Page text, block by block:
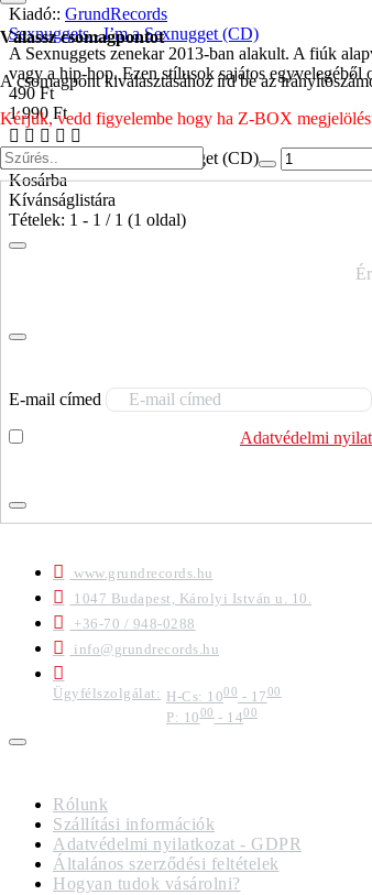
Kiadó:: GrundRecords
Sexnuggets - I’m a Sexnugget (CD)
A Sexnuggets zenekar 2013-ban alakult. A fiúk
vagy a hip-hop. Ezen stílusok sajátos
490 Ft
1 990 Ft
Sexnuggets - I’m a Sexnugget (CD)
Kosárba
Kívánságlistára
Tételek: 1 - 1 / 1 (1 oldal)
E-mail címed
Adatvédelmi
www.grundrecords.hu
1047 Budapest, Károlyi István u. 10.
+36-70 / 948-0288
info@grundrecords.hu
Ügyfélszolgálat: H-Cs: 1000 - 1700
P: 1000- 1400
Rólunk
Szállítási információk
Adatvédelmi nyilatkozat - GDPR
Általános szerződési feltételek
Hogyan tudok vásárolni?
Válassz csomagpontot
A csomagpont kiválasztásához írd be az
Kérjük, vedd figyelembe hogy ha Z-BOX